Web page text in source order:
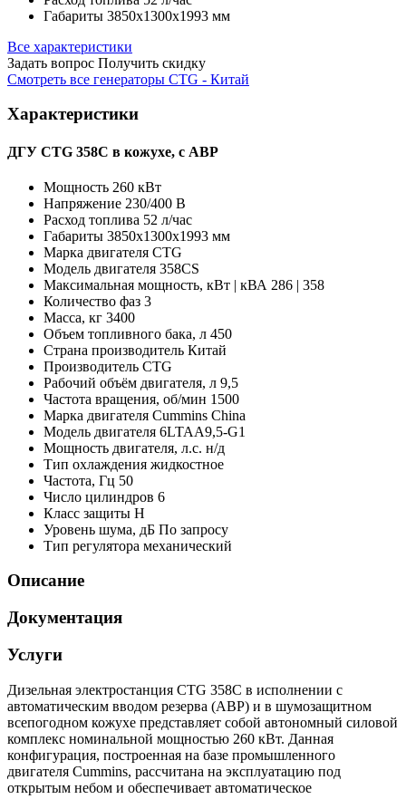
Габариты 3850х1300х1993 мм
Все характеристики
Задать вопрос Получить скидку
Смотреть все генераторы CTG - Китай
Характеристики
ДГУ CTG 358C в кожухе, с АВР
Мощность 260 кВт
Напряжение 230/400 В
Расход топлива 52 л/час
Габариты 3850х1300х1993 мм
Марка двигателя CTG
Модель двигателя 358CS
Максимальная мощность, кВт | кВА 286 | 358
Количество фаз 3
Масса, кг 3400
Объем топливного бака, л 450
Страна производитель Китай
Производитель CTG
Рабочий объём двигателя, л 9,5
Частота вращения, об/мин 1500
Марка двигателя Cummins China
Модель двигателя 6LTAA9,5-G1
Мощность двигателя, л.с. н/д
Тип охлаждения жидкостное
Частота, Гц 50
Число цилиндров 6
Класс защиты H
Уровень шума, дБ По запросу
Тип регулятора механический
Описание
Документация
Услуги
Дизельная электростанция CTG 358C в исполнении с
автоматическим вводом резерва (АВР) и в шумозащитном
всепогодном кожухе представляет собой автономный силовой
комплекс номинальной мощностью 260 кВт. Данная
конфигурация, построенная на базе промышленного
двигателя Cummins, рассчитана на эксплуатацию под
открытым небом и обеспечивает автоматическое